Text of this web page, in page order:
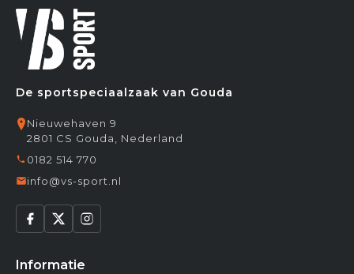
De sportspeciaalzaak van Gouda
Nieuwehaven 9
2801 CS Gouda, Nederland
0182 514 770
info@vs-sport.nl
Informatie